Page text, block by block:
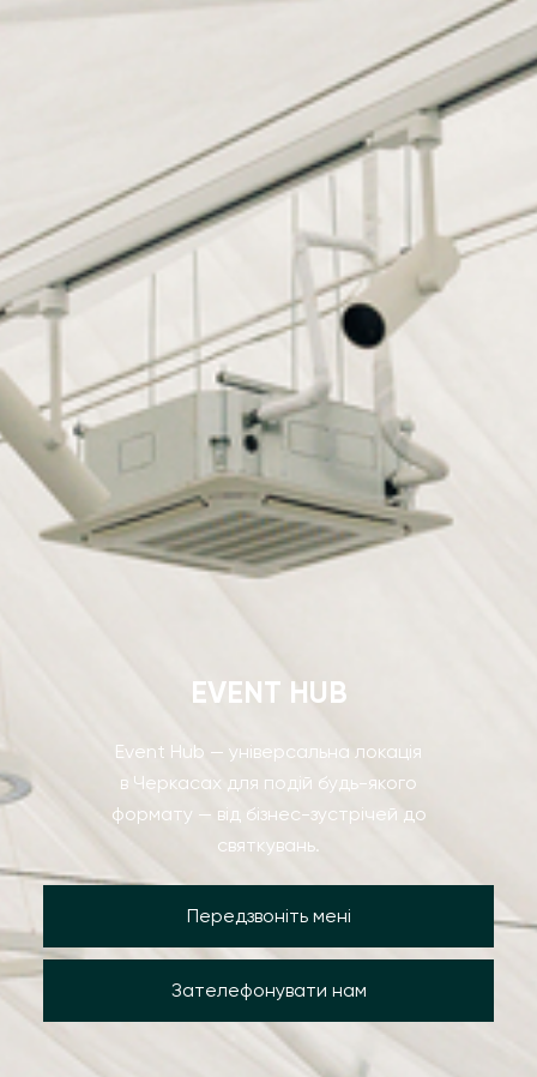
EVENT HUB
Event Hub — універсальна локація
в Черкасах для подій будь-якого
формату — від бізнес-зустрічей до
святкувань.
Передзвоніть мені
Зателефонувати нам